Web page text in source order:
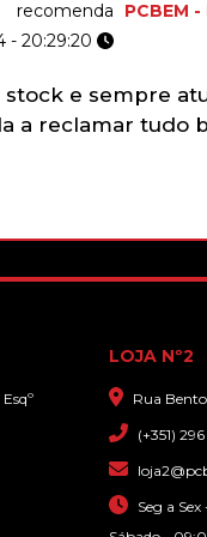
recomenda
PCBEM
- 20:29:20
e sempre
a reclamar tudo
LOJA Nº2
Rua
(+351)
Seg a